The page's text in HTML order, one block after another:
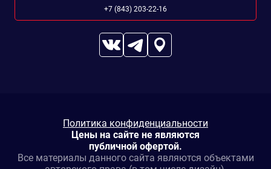
+7 (843) 203-22-16
Цены на сайте не являются
публичной офертой.
Все материалы данного сайта являются объектами
Политика конфиденциальности